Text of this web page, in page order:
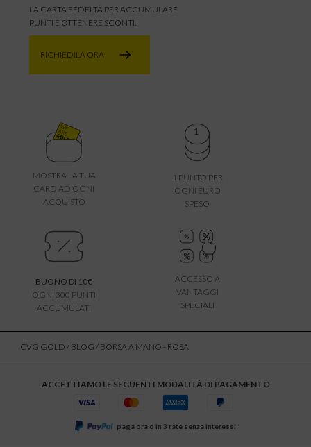
LA CARTA FEDELTÀ PER ACCUMULARE
PUNTI E OTTENERE SCONTI.
RICHIEDILA ORA
MOSTRA LA TUA
CARD AD OGNI
ACQUISTO
1 PUNTO PER
OGNI EURO
SPESO
BUONO DI 10€
OGNI 300 PUNTI
ACCUMULATI
ACCESSO A
VANTAGGI
SPECIALI
CVG GOLD / BLOG / BORSA A MANO - ROSA
ACCETTIAMO LE SEGUENTI MODALITÀ DI PAGAMENTO
paga ora o in 3 rate senza interessi